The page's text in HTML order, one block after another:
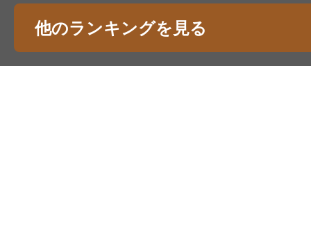
他のランキングを見る